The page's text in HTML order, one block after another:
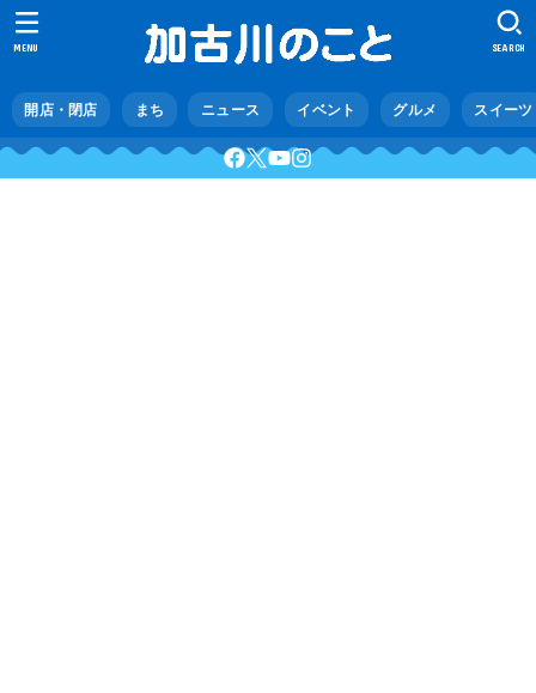
開店・閉店 まち ニュース イベント グルメ スイーツ
SEARCH
MENU